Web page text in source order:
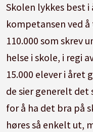
Skolen lykkes best i
kompetansen ved
110.000 som skrev
helse i skole, i regi
15.000 elever i året
de sier generelt det
for å ha det bra på
høres så enkelt ut,